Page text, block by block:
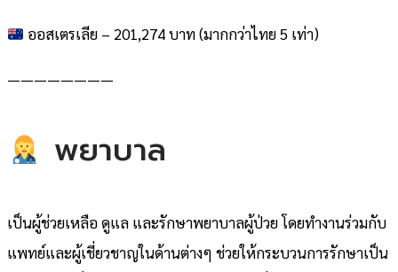
ออสเตรเลีย – 201,274 บาท (มากกว่าไทย 5 เท่า)
————————
พยาบาล
เป็นผู้ช่วยเหลือ ดูแล และรักษาพยาบาลผู้ป่วย โดยทำงานร่วมกับ
แพทย์และผู้เชี่ยวชาญในด้านต่างๆ ช่วยให้กระบวนการรักษาเป็น